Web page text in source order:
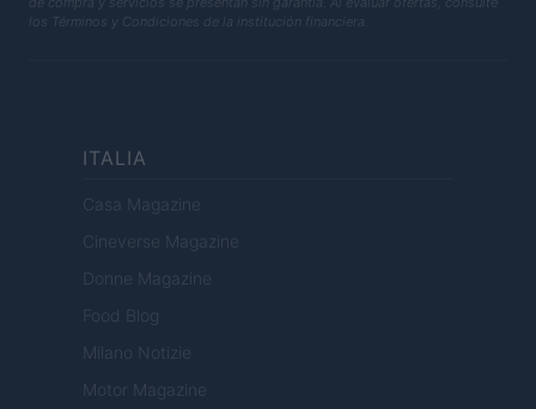
los Términos y Condiciones de la institución financiera.
ITALIA
Casa Magazine
Cineverse Magazine
Donne Magazine
Food Blog
Milano Notizie
Motor Magazine